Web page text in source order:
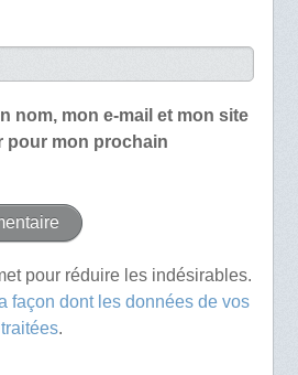
nom, mon e-mail et mon site
pour mon prochain
pour réduire les indésirables.
façon dont les données de vos
.